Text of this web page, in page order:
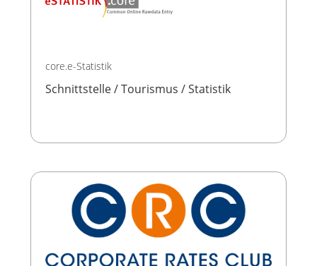
core.e-Statistik
Schnittstelle / Tourismus / Statistik